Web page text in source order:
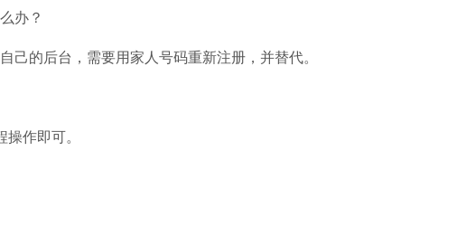
办？
己的后台，需要用家人号码重新注册，并替代。
作即可。